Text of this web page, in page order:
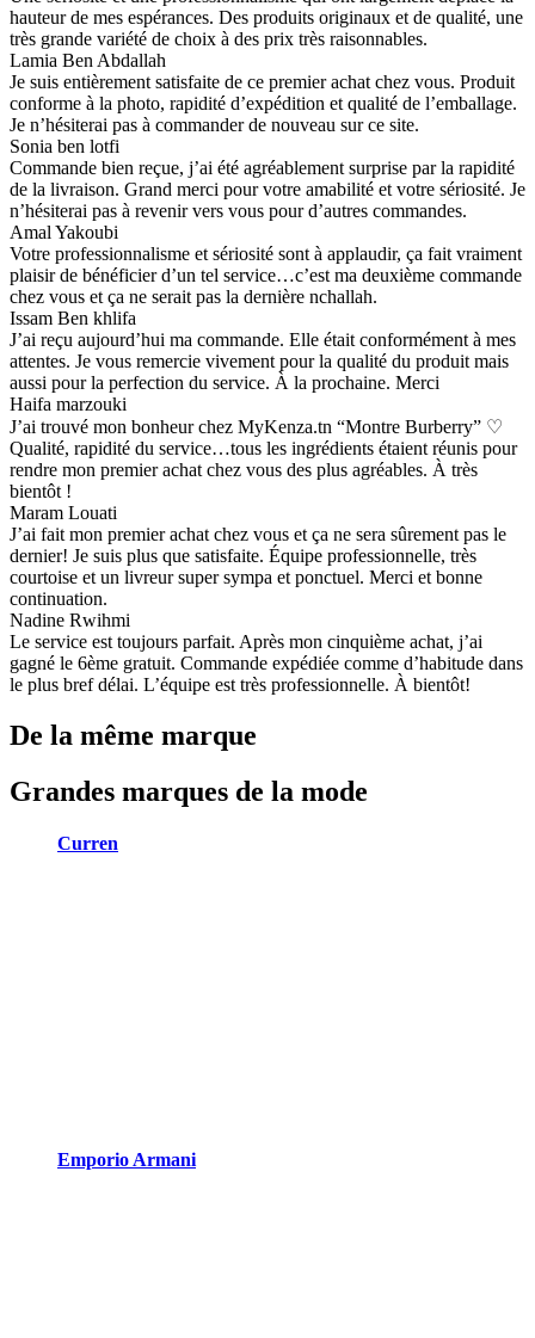
hauteur de mes espérances. Des produits originaux et de qualité, une
très grande variété de choix à des prix très raisonnables.
Lamia Ben Abdallah
Je suis entièrement satisfaite de ce premier achat chez vous. Produit
conforme à la photo, rapidité d’expédition et qualité de l’emballage.
Je n’hésiterai pas à commander de nouveau sur ce site.
Sonia ben lotfi
Commande bien reçue, j’ai été agréablement surprise par la rapidité
de la livraison. Grand merci pour votre amabilité et votre sériosité. Je
n’hésiterai pas à revenir vers vous pour d’autres commandes.
Amal Yakoubi
Votre professionnalisme et sériosité sont à applaudir, ça fait vraiment
plaisir de bénéficier d’un tel service…c’est ma deuxième commande
chez vous et ça ne serait pas la dernière nchallah.
Issam Ben khlifa
J’ai reçu aujourd’hui ma commande. Elle était conformément à mes
attentes. Je vous remercie vivement pour la qualité du produit mais
aussi pour la perfection du service. À la prochaine. Merci
Haifa marzouki
J’ai trouvé mon bonheur chez MyKenza.tn “Montre Burberry” ♡
Qualité, rapidité du service…tous les ingrédients étaient réunis pour
rendre mon premier achat chez vous des plus agréables. À très
bientôt !
Maram Louati
J’ai fait mon premier achat chez vous et ça ne sera sûrement pas le
dernier! Je suis plus que satisfaite. Équipe professionnelle, très
courtoise et un livreur super sympa et ponctuel. Merci et bonne
continuation.
Nadine Rwihmi
Le service est toujours parfait. Après mon cinquième achat, j’ai
gagné le 6ème gratuit. Commande expédiée comme d’habitude dans
le plus bref délai. L’équipe est très professionnelle. À bientôt!
De la même marque
Grandes marques de la mode
Curren
Emporio Armani